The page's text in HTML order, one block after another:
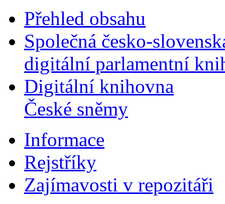
Přehled obsahu
Společná česko-
digitální parlamentní
Digitální knihovna
České sněmy
Informace
Rejstříky
Zajímavosti v repozitáři